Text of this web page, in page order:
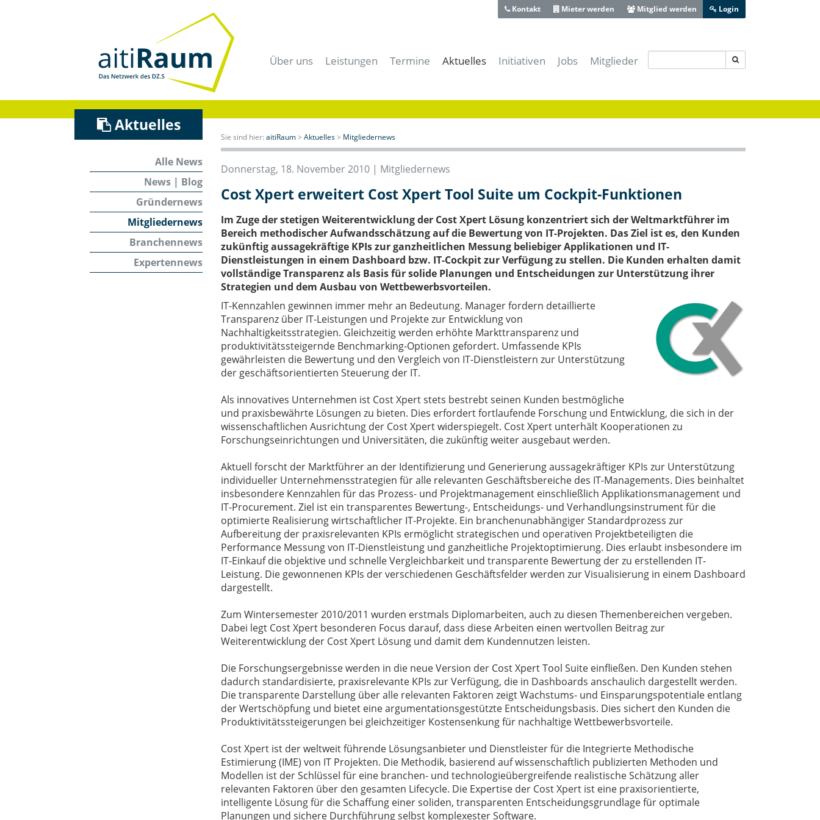
Über uns
Historie
Technologie- und Gründerzentrum
Verein
Förderer und Partner
Presse- und Mediacenter
Leistungen
Für Unternehmer
Für Forschung & Lehre
Für Anwender
Für Studenten & Absolventen
Für Experten
Meeting- & Eventräume mieten
Coworking Space
Termine
aitiRaum Termine
Mitglieder Termine
Archiv
Aktuelles
News | Blog
Gründernews
Branchennews
Expertennews
Initiativen
Bayerisches IT-Sicherheitscluster e.V.
eBusiness-Lotse Schwaben
Digitales Zentrum Schwaben
Start-Up Augsburg
Jobs Mitglieder
Kontakt Mieter werden Mitglied werden Login
Aktuelles
Alle News
News | Blog
Gründernews
Mitgliedernews
Branchennews
Expertennews
Sie sind hier: aitiRaum> Aktuelles> Mitgliedernews
Donnerstag, 18. November 2010 | Mitgliedernews
Cost Xpert erweitert Cost Xpert Tool Suite um Cockpit-Funktionen
Im Zuge der stetigen Weiterentwicklung der Cost Xpert Lösung konzentriert sich der Weltmarktführer im
Bereich methodischer Aufwandsschätzung auf die Bewertung von IT-Projekten. Das Ziel ist es, den Kunden
zukünftig aussagekräftige KPIs zur ganzheitlichen Messung beliebiger Applikationen und IT-
Dienstleistungen in einem Dashboard bzw. IT-Cockpit zur Verfügung zu stellen. Die Kunden erhalten damit
vollständige Transparenz als Basis für solide Planungen und Entscheidungen zur Unterstützung ihrer
Strategien und dem Ausbau von Wettbewerbsvorteilen.
IT-Kennzahlen gewinnen immer mehr an Bedeutung. Manager fordern detaillierte
Transparenz über IT-Leistungen und Projekte zur Entwicklung von
Nachhaltigkeitsstrategien. Gleichzeitig werden erhöhte Markttransparenz und
produktivitätssteigernde Benchmarking-Optionen gefordert. Umfassende KPIs
gewährleisten die Bewertung und den Vergleich von IT-Dienstleistern zur Unterstützung
der geschäftsorientierten Steuerung der IT.
Als innovatives Unternehmen ist Cost Xpert stets bestrebt seinen Kunden bestmögliche
und praxisbewährte Lösungen zu bieten. Dies erfordert fortlaufende Forschung und Entwicklung, die sich in der
wissenschaftlichen Ausrichtung der Cost Xpert widerspiegelt. Cost Xpert unterhält Kooperationen zu
Forschungseinrichtungen und Universitäten, die zukünftig weiter ausgebaut werden.
Aktuell forscht der Marktführer an der Identifizierung und Generierung aussagekräftiger KPIs zur Unterstützung
individueller Unternehmensstrategien für alle relevanten Geschäftsbereiche des IT-Managements. Dies beinhaltet
insbesondere Kennzahlen für das Prozess- und Projektmanagement einschließlich Applikationsmanagement und
IT-Procurement. Ziel ist ein transparentes Bewertung-, Entscheidungs- und Verhandlungsinstrument für die
optimierte Realisierung wirtschaftlicher IT-Projekte. Ein branchenunabhängiger Standardprozess zur
Aufbereitung der praxisrelevanten KPIs ermöglicht strategischen und operativen Projektbeteiligten die
Performance Messung von IT-Dienstleistung und ganzheitliche Projektoptimierung. Dies erlaubt insbesondere im
IT-Einkauf die objektive und schnelle Vergleichbarkeit und transparente Bewertung der zu erstellenden IT-
Leistung. Die gewonnenen KPIs der verschiedenen Geschäftsfelder werden zur Visualisierung in einem Dashboard
dargestellt.
Zum Wintersemester 2010/2011 wurden erstmals Diplomarbeiten, auch zu diesen Themenbereichen vergeben.
Dabei legt Cost Xpert besonderen Focus darauf, dass diese Arbeiten einen wertvollen Beitrag zur
Weiterentwicklung der Cost Xpert Lösung und damit dem Kundennutzen leisten.
Die Forschungsergebnisse werden in die neue Version der Cost Xpert Tool Suite einfließen. Den Kunden stehen
dadurch standardisierte, praxisrelevante KPIs zur Verfügung, die in Dashboards anschaulich dargestellt werden.
Die transparente Darstellung über alle relevanten Faktoren zeigt Wachstums- und Einsparungspotentiale entlang
der Wertschöpfung und bietet eine argumentationsgestützte Entscheidungsbasis. Dies sichert den Kunden die
Produktivitätssteigerungen bei gleichzeitiger Kostensenkung für nachhaltige Wettbewerbsvorteile.
Cost Xpert ist der weltweit führende Lösungsanbieter und Dienstleister für die Integrierte Methodische
Estimierung (IME) von IT Projekten. Die Methodik, basierend auf wissenschaftlich publizierten Methoden und
Modellen ist der Schlüssel für eine branchen- und technologieübergreifende realistische Schätzung aller
relevanten Faktoren über den gesamten Lifecycle. Die Expertise der Cost Xpert ist eine praxisorientierte,
intelligente Lösung für die Schaffung einer soliden, transparenten Entscheidungsgrundlage für optimale
Planungen und sichere Durchführung selbst komplexester Software.